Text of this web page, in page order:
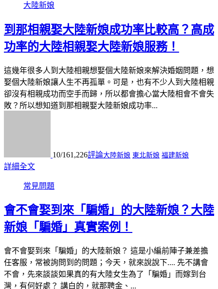
大陸新娘
到那相親娶大陸新娘成功率比較高？高成
功率的大陸相親娶大陸新娘服務！
這幾年很多人到大陸相親想娶個大陸新娘來解決婚姻問題，想
娶個大陸新娘讓人生不再孤單。可是，也有不少人到大陸相親
卻沒有相親成功而空手而歸，所以都會擔心當大陸相會不會失
敗？所以想知道到那相親娶大陸新娘成功率...
10/161,226評論大陸新娘 東北新娘 福建新娘
詳細全文
常見問題
會不會娶到來「騙婚」的大陸新娘？大陸
新娘「騙婚」真實案例！
會不會娶到來「騙婚」的大陸新娘？ 這是小編前陣子兼差擔
任客服，常被詢問到的問題；今天，就來說說下.... 先不講會
不會，先來談談如果真的有大陸女生為了「騙婚」而嫁到台
灣，有何好處？ 講白的，就那聘金、...